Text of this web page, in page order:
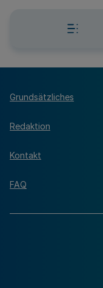
Grundsätzliches
Redaktion
Kontakt
FAQ